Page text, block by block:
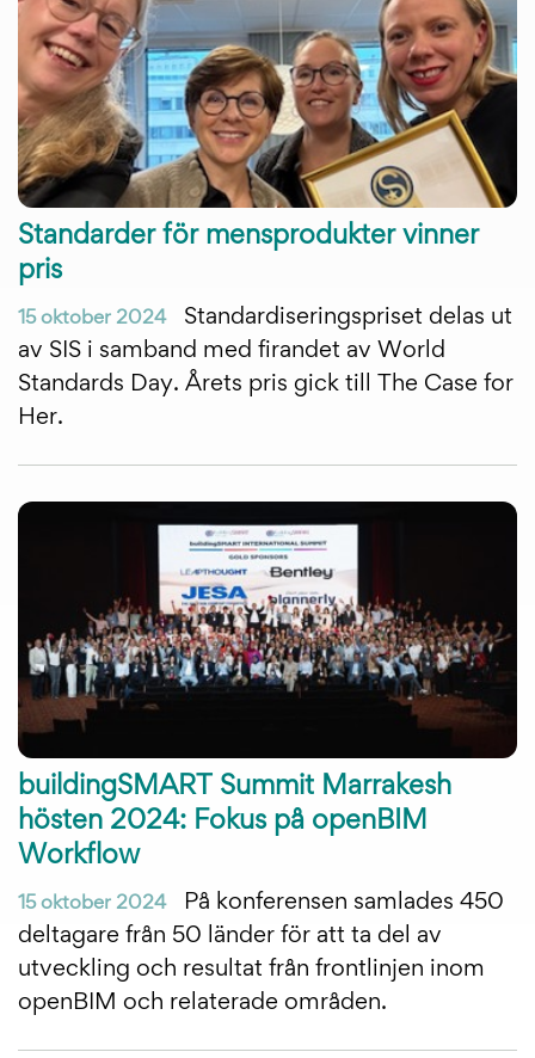
Standarder för mensprodukter vinner
pris
15 oktober 2024
Standardiseringspriset delas ut
av SIS i samband med firandet av World
Standards Day. Årets pris gick till The Case for
Her.
buildingSMART Summit Marrakesh
hösten 2024: Fokus på openBIM
Workflow
15 oktober 2024
På konferensen samlades 450
deltagare från 50 länder för att ta del av
utveckling och resultat från frontlinjen inom
openBIM och relaterade områden.